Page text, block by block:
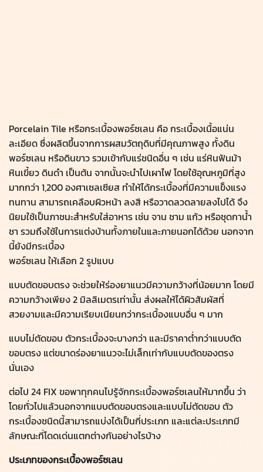
Porcelain Tile หรือกระเบื้องพอร์ซเลน คือ กระเบื้องเนื้อแน่น
ละเอียด ซึ่งผลิตขึ้นจากการผสมวัตถุดิบที่มีคุณภาพสูง ทั้งดิน
พอร์ซเลน หรือดินขาว รวมเข้ากับแร่ชนิดอื่น ๆ เช่น แร่หินฟันม้า
หินเขี้ยว ดินดำ เป็นต้น จากนั้นจะนำไปเผาไฟ โดยใช้อุณหภูมิที่สูง
มากกว่า 1,200 องศาเซลเซียส ทำให้ได้กระเบื้องที่มีความแข็งแรง
ทนทาน สามารถเคลือบผิวหน้า ลงสี หรือวาดลวดลายลงไปได้ จึง
นิยมใช้เป็นภาชนะสำหรับใส่อาหาร เช่น จาน ชาม แก้ว หรือชุดกาน้ำ
ชา รวมถึงใช้ในการแต่งบ้านทั้งภายในและภายนอกได้ด้วย นอกจาก
นี้ยังมีกระเบื้อง
พอร์ซเลน ให้เลือก 2 รูปแบบ
แบบตัดขอบตรง จะช่วยให้ร่องยาแนวมีความกว้างที่น้อยมาก โดยมี
ความกว้างเพียง 2 มิลลิเมตรเท่านั้น ส่งผลให้ได้ผิวสัมผัสที่
สวยงามและมีความเรียบเนียนกว่ากระเบื้องแบบอื่น ๆ มาก
แบบไม่ตัดขอบ ตัวกระเบื้องจะบางกว่า และมีราคาต่ำกว่าแบบตัด
ขอบตรง แต่ขนาดร่องยาแนวจะไม่เล็กเท่ากับแบบตัดของตรง
นั่นเอง
ต่อไป 24 FIX ขอพาทุกคนไปรู้จักกระเบื้องพอร์ซเลนให้มากขึ้น ว่า
โดยทั่วไปแล้วนอกจากแบบตัดขอบตรงและแบบไม่ตัดขอบ ตัว
กระเบื้องชนิดนี้สามารถแบ่งได้เป็นกี่ประเภท และแต่ละประเภทมี
ลักษณะที่โดดเด่นแตกต่างกันอย่างไรบ้าง
ประเภทของกระเบื้องพอร์ซเลน